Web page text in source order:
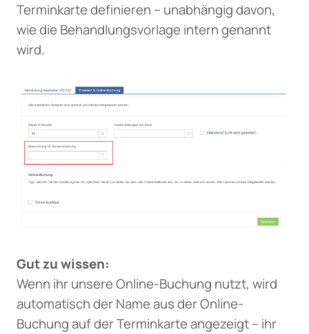
Terminkarte definieren – unabhängig davon,
wie die Behandlungsvorlage intern genannt
wird.
Gut zu wissen:
Wenn ihr unsere Online-Buchung nutzt, wird
automatisch der Name aus der Online-
Buchung auf der Terminkarte angezeigt – ihr